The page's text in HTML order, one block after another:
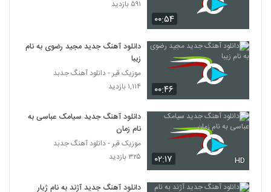
Amir hossein modares Khabo Roya
130
آهنگ فکر تو از محسن یگانه(پاپ)
131
آهنگ مهدی احمدوند بنام دیوار
۲,۱۳۳ بازدید
۰۰:۵۴
۵۹۱ بازدید
۰۰:۴۶
دانلود آهنگ جدید مجید رضوی به نام
زیبا
موزیک قیر - دانلود آهنگ جدبد
۱,۱۱۴ بازدید
۰۲:۱۷ HD
دانلود آهنگ جدید سیامک عباسی به
نام زمان
موزیک قیر - دانلود آهنگ جدبد
۳۲۵ بازدید
دانلود آهنگ جدید آژند به نام ژیار